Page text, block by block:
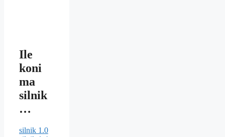
Ile
koni
ma
silnik
…
silnik 1.0